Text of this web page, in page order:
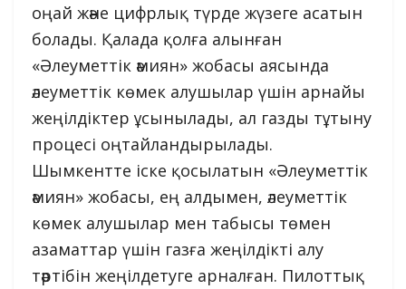
оңай және цифрлық түрде жүзеге асатын
болады. Қалада қолға алынған
«Әлеуметтік әмиян» жобасы аясында
әлеуметтік көмек алушылар үшін арнайы
жеңілдіктер ұсынылады, ал газды тұтыну
процесі оңтайландырылады.
Шымкентте іске қосылатын «Әлеуметтік
әмиян» жобасы, ең алдымен, әлеуметтік
көмек алушылар мен табысы төмен
азаматтар үшін газға жеңілдікті алу
тәртібін жеңілдетуге арналған. Пилоттық